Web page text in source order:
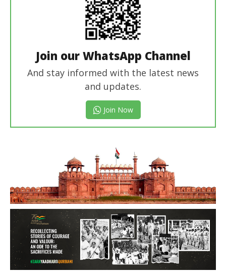
Join our WhatsApp Channel
And stay informed with the latest news
and updates.
Join Now